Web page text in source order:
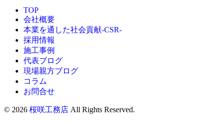
TOP
会社概要
本業を通した社会貢献-CSR-
採用情報
施工事例
代表ブログ
現場親方ブログ
コラム
お問合せ
© 2026 桜咲工務店 All Rights Reserved.